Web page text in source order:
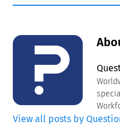
View all posts by